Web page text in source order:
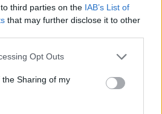
third parties on the IAB’s List of
that may further disclose it to other
Opt Outs
Sharing of my
serà una oportunitat també
a gaudir de les Festes Majors
juliol de 2026